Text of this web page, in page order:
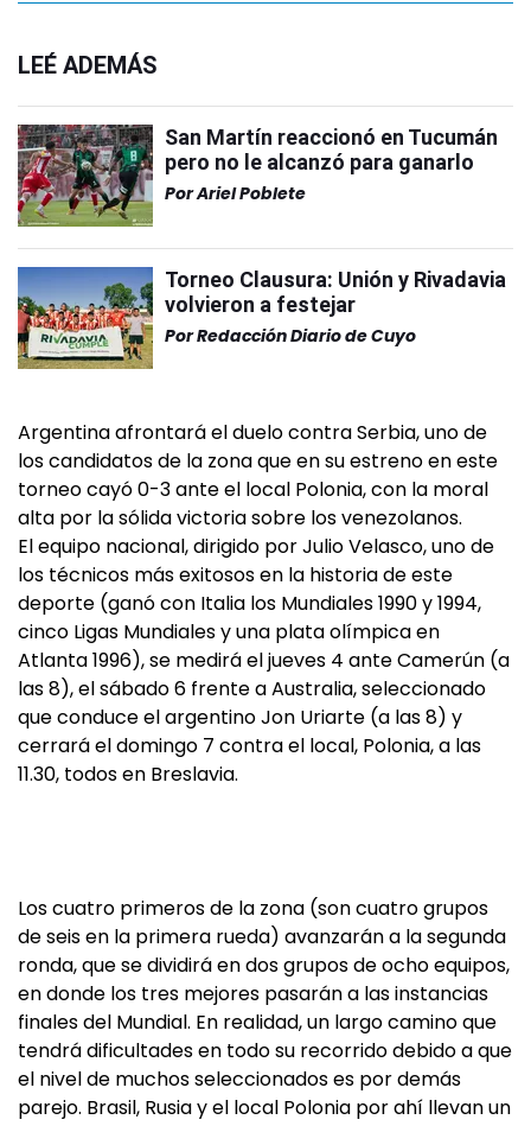
LEÉ ADEMÁS
San Martín reaccionó en Tucumán
pero no le alcanzó para ganarlo
PorAriel Poblete
Torneo Clausura: Unión y Rivadavia
volvieron a festejar
PorRedacción Diario de Cuyo
Argentina afrontará el duelo contra Serbia, uno de
los candidatos de la zona que en su estreno en este
torneo cayó 0-3 ante el local Polonia, con la moral
alta por la sólida victoria sobre los venezolanos.
El equipo nacional, dirigido por Julio Velasco, uno de
los técnicos más exitosos en la historia de este
deporte (ganó con Italia los Mundiales 1990 y 1994,
cinco Ligas Mundiales y una plata olímpica en
Atlanta 1996), se medirá el jueves 4 ante Camerún (a
las 8), el sábado 6 frente a Australia, seleccionado
que conduce el argentino Jon Uriarte (a las 8) y
cerrará el domingo 7 contra el local, Polonia, a las
11.30, todos en Breslavia.
Los cuatro primeros de la zona (son cuatro grupos
de seis en la primera rueda) avanzarán a la segunda
ronda, que se dividirá en dos grupos de ocho equipos,
en donde los tres mejores pasarán a las instancias
finales del Mundial. En realidad, un largo camino que
tendrá dificultades en todo su recorrido debido a que
el nivel de muchos seleccionados es por demás
parejo. Brasil, Rusia y el local Polonia por ahí llevan un